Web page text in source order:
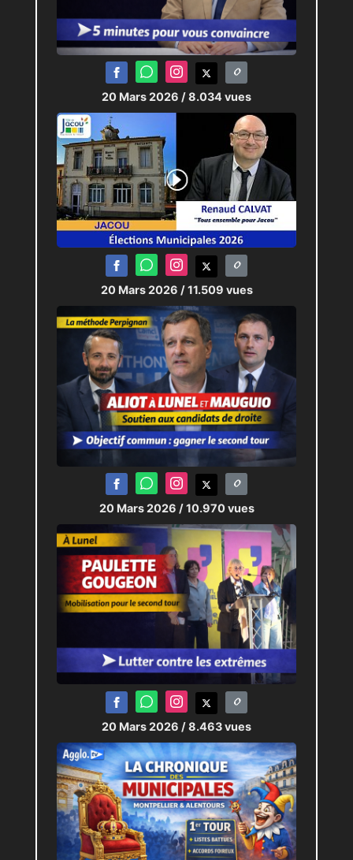
20 Mars 2026 / 8.034 vues
20 Mars 2026 / 11.509 vues
20 Mars 2026 / 10.970 vues
20 Mars 2026 / 8.463 vues